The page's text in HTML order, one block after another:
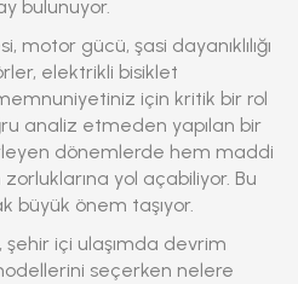
bulunuyor.
gücü, şasi dayanıklılığı
elektrikli bisiklet
için kritik bir rol
analiz etmeden yapılan bir
dönemlerde hem maddi
yol açabiliyor. Bu
büyük önem taşıyor.
şehir içi ulaşımda devrim
seçerken nelere